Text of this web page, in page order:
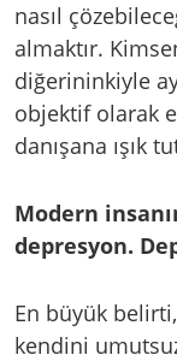
nasıl
almaktır.
diğerininkiyle
objektif olarak
danışana ışık
Modern
depresyon.
En büyük
kendini